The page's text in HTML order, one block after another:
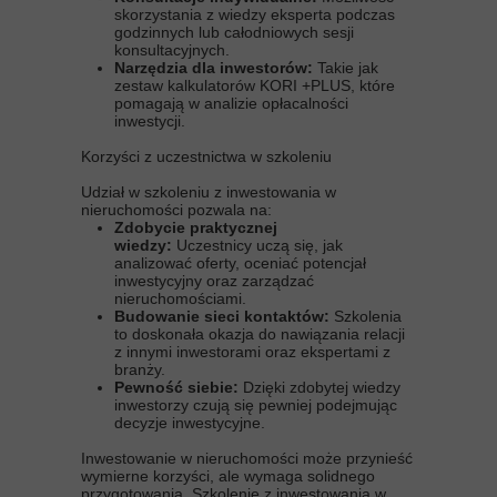
skorzystania z wiedzy eksperta podczas
godzinnych lub całodniowych sesji
konsultacyjnych.
Narzędzia dla inwestorów: Takie jak
zestaw kalkulatorów KORI +PLUS, które
pomagają w analizie opłacalności
inwestycji.
Korzyści z uczestnictwa w szkoleniu
Udział w szkoleniu z inwestowania w
nieruchomości pozwala na:
Zdobycie praktycznej
wiedzy: Uczestnicy uczą się, jak
analizować oferty, oceniać potencjał
inwestycyjny oraz zarządzać
nieruchomościami.
Budowanie sieci kontaktów: Szkolenia
to doskonała okazja do nawiązania relacji
z innymi inwestorami oraz ekspertami z
branży.
Pewność siebie: Dzięki zdobytej wiedzy
inwestorzy czują się pewniej podejmując
decyzje inwestycyjne.
Inwestowanie w nieruchomości może przynieść
wymierne korzyści, ale wymaga solidnego